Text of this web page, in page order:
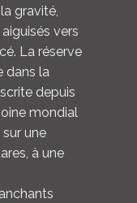
gravité,
vers
La réserve
dans la
depuis
mondial
une
à une